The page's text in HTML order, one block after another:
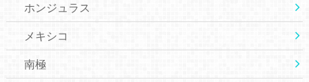
ホンジュラス
メキシコ
南極